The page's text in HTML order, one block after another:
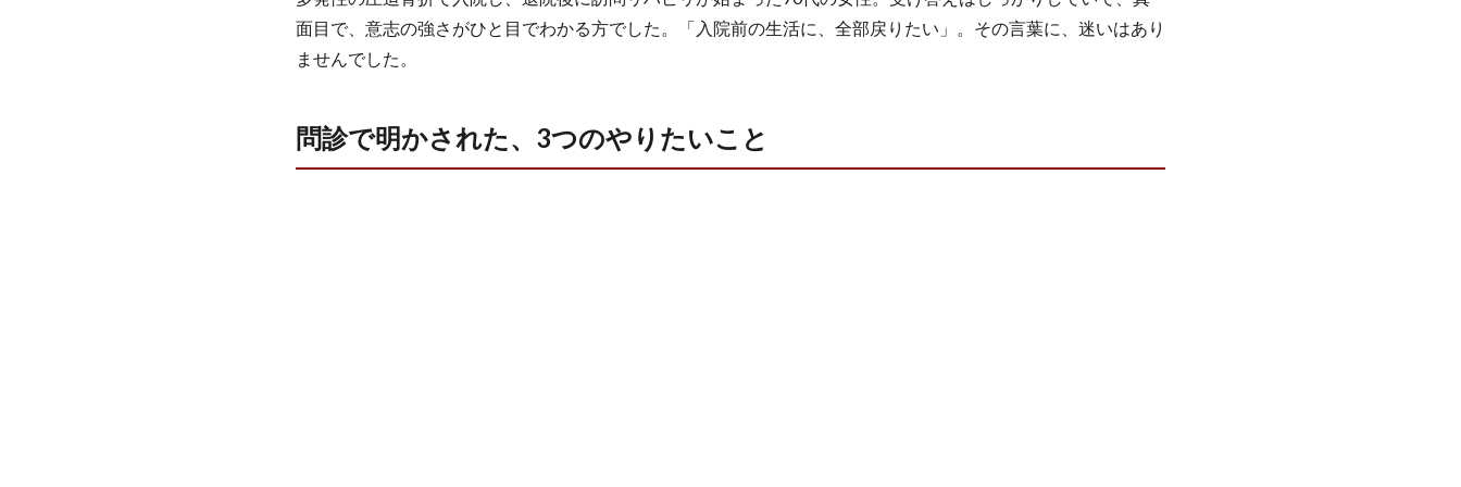
面目で、意志の強さがひと目でわかる方でした。「入院前の生活に、全部戻りたい」。その言葉に、迷いはあり
ませんでした。
問診で明かされた、3つのやりたいこと